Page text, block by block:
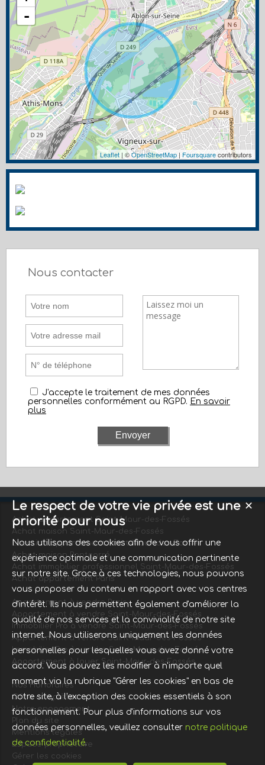
-
Leaflet | ©OpenStreetMap | Foursquarecontributors
Nous contacter
J'accepte le traitement de mes données
personnelles conformément au RGPD. En savoir
plus
Achat appartement Saint-Maur-des-Fossés
Achat maison Saint-Maur-des-Fossés
Location appartement Saint-Maur-des-Fossés
Achat maison Pontcarré
Achat immobilier professionnel Saint-Maur-des-Fossés
Achat appartement Paris
Appartement à vendre Paris
Appartement à vendre Saint-Maur-des-Fossés
Immobilier Pro à vendre Saint-Maur-des-Fossés
Appartement à vendre Saint-Maur-des-Fossés
Immobilier Pro à vendre Saint-Maur-des-Fossés
Appartement à louer Saint-Maur-des-Fossés
Nos Honoraires
Offre complète
Notre engagement
Plan du site
Mentions légales
Espace propriétaire
Gérer les cookies
✕
Le respect de votre vie privée est une
priorité pour nous
Nous utilisons des cookies afin de vous offrir une
expérience optimale et une communication pertinente
sur notre site. Grace à ces technologies, nous pouvons
vous proposer du contenu en rapport avec vos centres
d'intérêt. Ils nous permettent également d'améliorer la
qualité de nos services et la convivialité de notre site
internet. Nous utiliserons uniquement les données
personnelles pour lesquelles vous avez donné votre
accord. Vous pouvez les modifier à n'importe quel
moment via la rubrique "Gérer les cookies" en bas de
notre site, à l'exception des cookies essentiels à son
fonctionnement. Pour plus d'informations sur vos
données personnelles, veuillez consulter notre politique
de confidentialité.